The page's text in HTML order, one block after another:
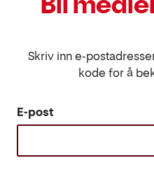
Skriv inn e-
kode for å
E-post